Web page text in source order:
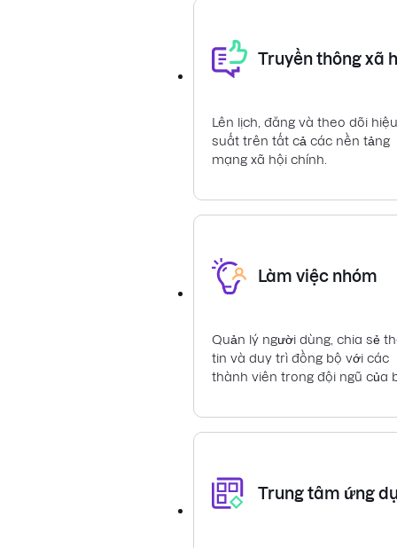
Truyền thông xã
Lên lịch, đăng và theo dõi hiệu
suất trên tất cả các nền tảng
mạng xã hội chính.
Làm việc nhóm
Quản lý người dùng, chia sẻ
tin và duy trì đồng bộ với các
thành viên trong đội ngũ của
Trung tâm ứng